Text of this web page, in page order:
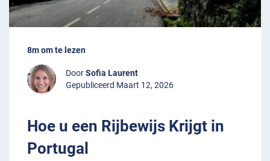
8m om te lezen
DoorSofia Laurent
Gepubliceerd Maart 12, 2026
Hoe u een Rijbewijs Krijgt in
Portugal